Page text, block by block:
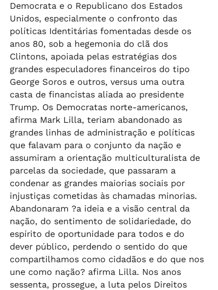
Democrata e o Republicano dos Estados
Unidos, especialmente o confronto das
políticas Identitárias fomentadas desde os
anos 80, sob a hegemonia do clã dos
Clintons, apoiada pelas estratégias dos
grandes especuladores financeiros do tipo
George Soros e outros, versus uma outra
casta de financistas aliada ao presidente
Trump. Os Democratas norte-americanos,
afirma Mark Lilla, teriam abandonado as
grandes linhas de administração e políticas
que falavam para o conjunto da nação e
assumiram a orientação multiculturalista de
parcelas da sociedade, que passaram a
condenar as grandes maiorias sociais por
injustiças cometidas às chamadas minorias.
Abandonaram ?a ideia e a visão central da
nação, do sentimento de solidariedade, do
espírito de oportunidade para todos e do
dever público, perdendo o sentido do que
compartilhamos como cidadãos e do que nos
une como nação? afirma Lilla. Nos anos
sessenta, prossegue, a luta pelos Direitos